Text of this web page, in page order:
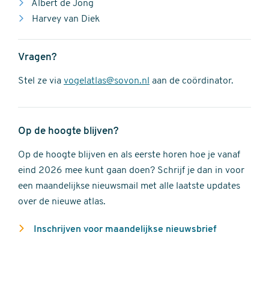
Albert de Jong
Harvey van Diek
Vragen?
Stel ze via vogelatlas@sovon.nl aan de coördinator.
Op de hoogte blijven?
Op de hoogte blijven en als eerste horen hoe je vanaf
eind 2026 mee kunt gaan doen? Schrijf je dan in voor
een maandelijkse nieuwsmail met alle laatste updates
over de nieuwe atlas.
Inschrijven voor maandelijkse nieuwsbrief